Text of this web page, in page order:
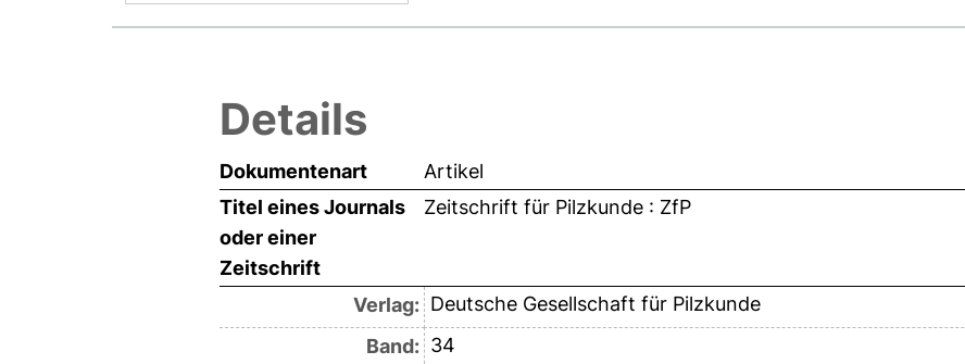
Details
Dokumentenart
Artikel
Titel eines Journals
oder einer
Zeitschrift
Zeitschrift für Pilzkunde : ZfP
Verlag: Deutsche Gesellschaft für Pilzkunde
Band: 34